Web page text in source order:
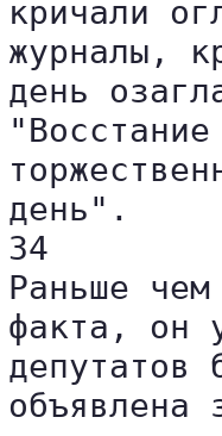
кричали
журналы,
день
день".
34
Раньше
факта, он
депутатов
объявлена